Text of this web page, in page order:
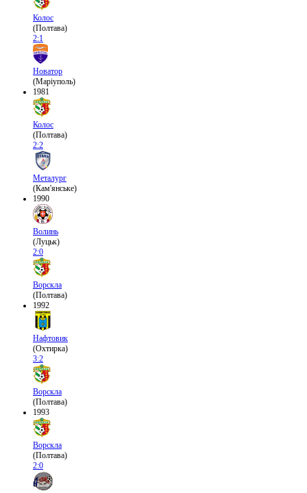
Колос
(Полтава)
2:1
Новатор
(Маріуполь)
1981
Колос
(Полтава)
2:2
Металург
(Кам'янське)
1990
Волинь
(Луцьк)
2:0
Ворскла
(Полтава)
1992
Нафтовик
(Охтирка)
3:2
Ворскла
(Полтава)
1993
Ворскла
(Полтава)
2:0